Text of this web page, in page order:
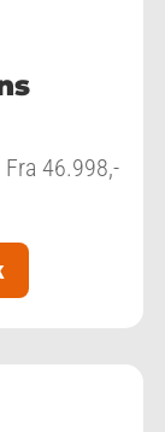
Fra 46.998,-